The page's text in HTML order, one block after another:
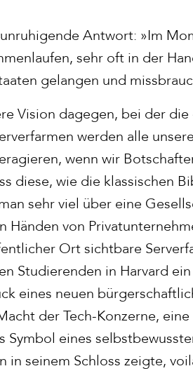
Antwort: »Im
sehr oft in der
gelangen und
Vision dagegen, bei der
werden alle
wenn wir
diese, wie die klassischen
sehr viel über eine
Händen von
Ort sichtbare
Studierenden in Harvard
eines neuen
der Tech-Konzerne,
Symbol eines
in seinem Schloss zeigte,